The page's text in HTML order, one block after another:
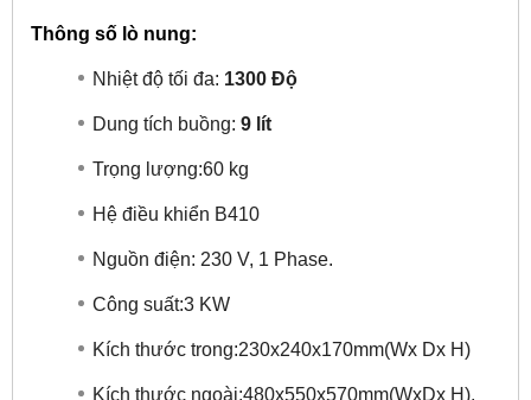
Thông số lò nung:
Nhiệt độ tối đa: 1300 Độ
Dung tích buồng: 9 lít
Trọng lượng:60 kg
Hệ điều khiển B410
Nguồn điện: 230 V, 1 Phase.
Công suất:3 KW
Kích thước trong:230x240x170mm(Wx Dx H)
Kích thước ngoài:480x550x570mm(WxDx H).